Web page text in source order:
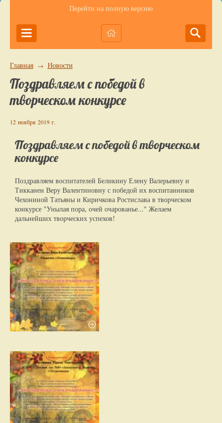
Перейти на полную версию
Главная → Новости
Поздравляем с победой в
творческом конкурсе
12 ноября 2019 г.
Поздравляем с победой в творческом
конкурсе
Поздравляем воспитателей Беликину Елену Валерьевну и
Тикканен Веру Валентиновну с победой их воспитанников
Чехониной Татьяны и Киричкова Ростислава в творческом
конкурсе "Унылая пора, очей очарованье..." Желаем
дальнейших творческих успехов!